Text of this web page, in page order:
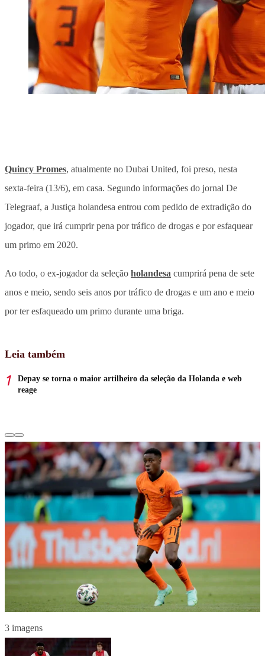
Quincy Promes, atualmente no Dubai United, foi preso, nesta
sexta-feira (13/6), em casa. Segundo informações do jornal De
Telegraaf, a Justiça holandesa entrou com pedido de extradição do
jogador, que irá cumprir pena por tráfico de drogas e por esfaquear
um primo em 2020.
Ao todo, o ex-jogador da seleção holandesa cumprirá pena de sete
anos e meio, sendo seis anos por tráfico de drogas e um ano e meio
por ter esfaqueado um primo durante uma briga.
Leia também
Depay se torna o maior artilheiro da seleção da Holanda e web
reage
3 imagens